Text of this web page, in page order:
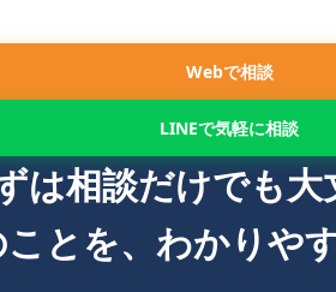
Webで相談
LINEで気軽に相談
は相談だけでも大
とを、わかりや